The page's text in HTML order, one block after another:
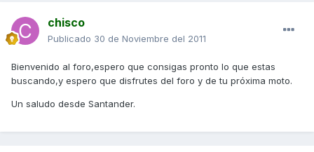
chisco
Publicado 30 de Noviembre del 2011
Bienvenido al foro,espero que consigas pronto lo que estas
buscando,y espero que disfrutes del foro y de tu próxima moto.
Un saludo desde Santander.